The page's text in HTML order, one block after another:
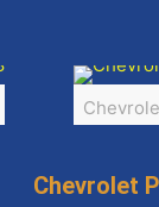
Chevrolet